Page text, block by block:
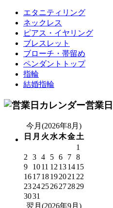
エタニティリング
ネックレス
ピアス・イヤリング
ブレスレット
ブローチ・帯留め
ペンダントトップ
指輪
結婚指輪
営業
今月(2026年8月)
日 月 火 水木金土
1
2
3 4 5 6 7 8
9
1011 12 131415
161718192021 22
23242526272829
3031
翌月(2026年9月)